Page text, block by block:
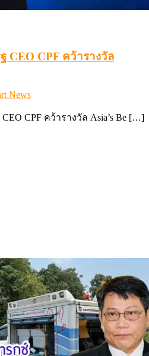
CEO CPF คว้ารางวัล
News
CPF คว้ารางวัล Asia’s Be […]